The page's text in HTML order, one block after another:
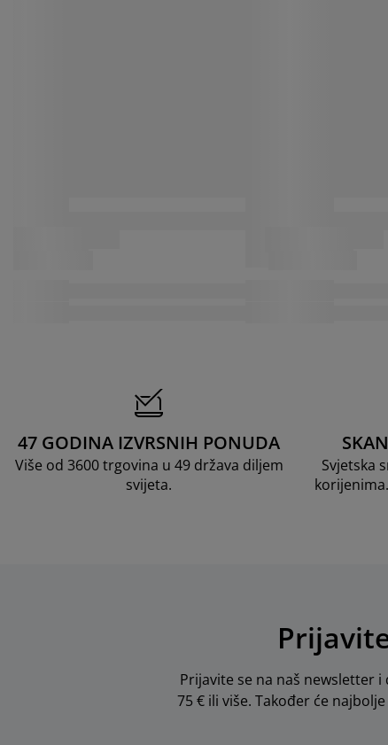
47 GODINA IZVRSNIH PONUDA
Više od 3600 trgovina u 49 država diljem
svijeta.
Svjetska
Prijavite se na naš newsletter
75 € ili više. Također će